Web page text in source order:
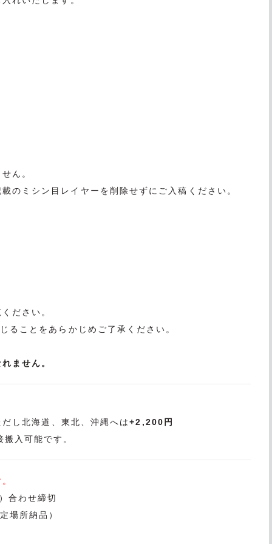
ん。
のミシン目レイヤーを削除せずにご入稿ください。
ださい。
ことをあらかじめご了承ください。
ません。
し北海道、東北、沖縄へは+2,200円
入可能です。
合わせ締切
場所納品）